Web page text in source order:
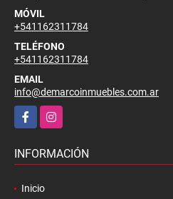
MÓVIL
+541162311784
TELÉFONO
+541162311784
EMAIL
info@demarcoinmuebles.com.ar
FacebookInstagram
INFORMACIÓN
Inicio